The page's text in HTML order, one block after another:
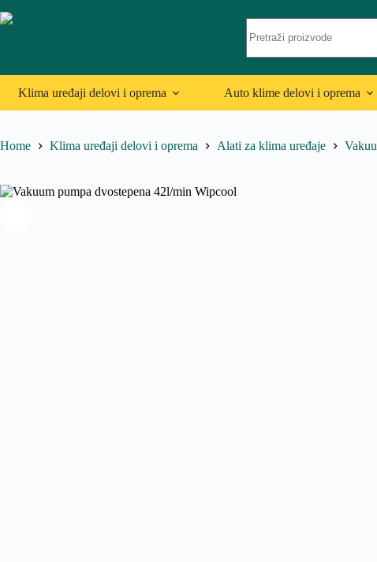
to
results
Klima uređaji delovi i oprema Auto klime delovi i oprema
Home Klima uređaji delovi i oprema Alati za klima uređaje